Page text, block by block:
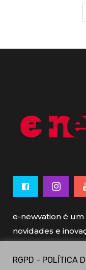
e-newvation é
novidades e
RGPD - POLÍTICA